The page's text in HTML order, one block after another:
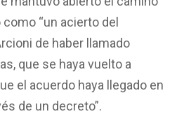
“un acierto del
de haber llamado
que se haya vuelto a
el acuerdo haya llegado en
de un decreto”.